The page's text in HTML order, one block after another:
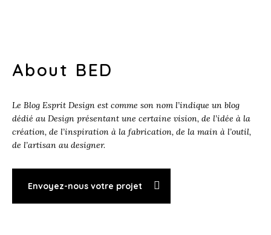
About BED
Le Blog Esprit Design est comme son nom l’indique un blog
dédié au Design présentant une certaine vision, de l’idée à la
création, de l’inspiration à la fabrication, de la main à l’outil,
de l’artisan au designer.
Envoyez-nous votre projet